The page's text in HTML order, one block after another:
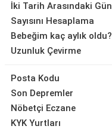
İki Tarih Arasındaki Gün
Sayısını Hesaplama
Bebeğim kaç aylık oldu?
Uzunluk Çevirme
Posta Kodu
Son Depremler
Nöbetçi Eczane
KYK Yurtları